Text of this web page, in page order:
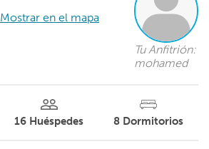
Mostrar en el mapa
Tu Anfitrión:
mohamed
16 Huéspedes 8 Dormitorios